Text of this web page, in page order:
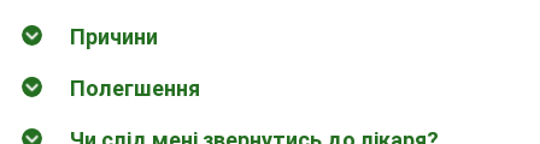
Причини
Полегшення